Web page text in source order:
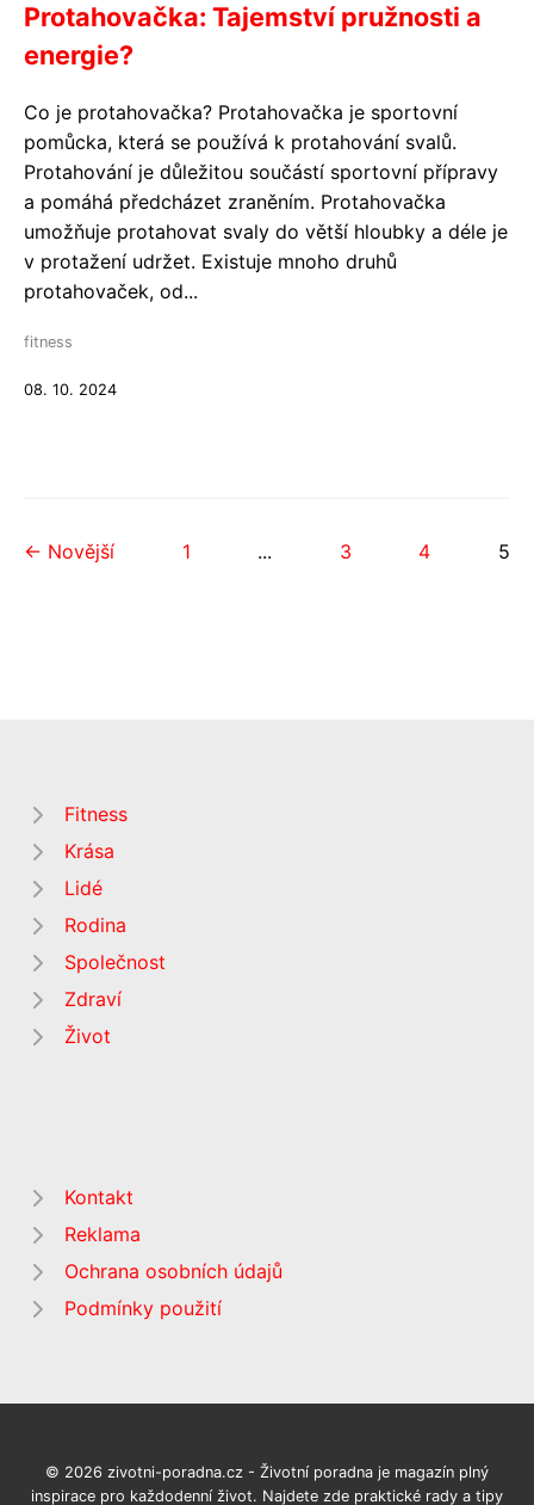
Protahovačka: Tajemství pružnosti a
energie?
Co je protahovačka? Protahovačka je sportovní
pomůcka, která se používá k protahování svalů.
Protahování je důležitou součástí sportovní přípravy
a pomáhá předcházet zraněním. Protahovačka
umožňuje protahovat svaly do větší hloubky a déle je
v protažení udržet. Existuje mnoho druhů
protahovaček, od...
fitness
08. 10. 2024
← Novější 1 ... 3 4 5
Fitness
Krása
Lidé
Rodina
Společnost
Zdraví
Život
Kontakt
Reklama
Ochrana osobních údajů
Podmínky použití
© 2026 zivotni-poradna.cz - Životní poradna je magazín plný
inspirace pro každodenní život. Najdete zde praktické rady a tipy